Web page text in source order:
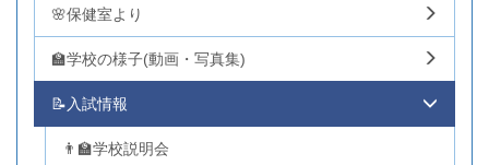
🌸保健室より
🏫学校の様子(動画・写真集)
📝入試情報
👨‍🏫学校説明会